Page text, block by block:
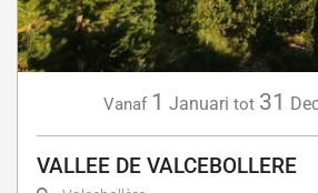
Vanaf 1 Januari tot 31
VALLEE DE VALCEBOLLERE